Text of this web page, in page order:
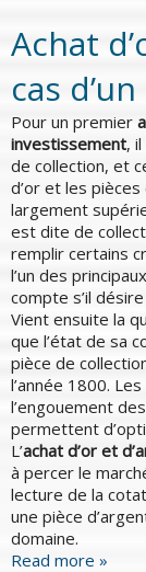
Achat
cas
Pour un premier
investissement,
de collection, et
d’or et les
largement
est dite de
remplir certains
l’un des
compte s’il
Vient ensuite la
que l’état de sa
pièce de
l’année 1800.
l’engouement
permettent
L’achat d’or et
à percer le
lecture de la
une pièce
domaine.
Read more »